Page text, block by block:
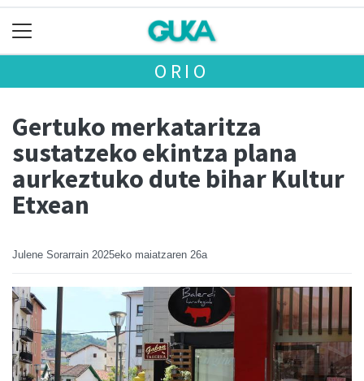
ORIO
Gertuko merkataritza
sustatzeko ekintza plana
aurkeztuko dute bihar Kultur
Etxean
Julene Sorarrain 2025eko maiatzaren 26a